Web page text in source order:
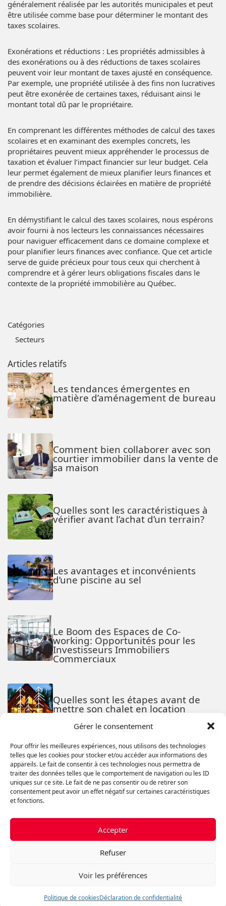
Gérer le consentement
Pour offrir les meilleures expériences, nous utilisons des technologies
telles que les cookies pour stocker et/ou accéder aux informations des
appareils. Le fait de consentir à ces technologies nous permettra de
traiter des données telles que le comportement de navigation ou les ID
uniques sur ce site. Le fait de ne pas consentir ou de retirer son
consentement peut avoir un effet négatif sur certaines caractéristiques
et fonctions.
Accepter
Refuser
Voir les préférences
Politique de cookiesDéclaration de confidentialité
généralement réalisée par les autorités municipales et peut
être utilisée comme base pour déterminer le montant des
taxes scolaires.
Exonérations et réductions : Les propriétés admissibles à
des exonérations ou à des réductions de taxes scolaires
peuvent voir leur montant de taxes ajusté en conséquence.
Par exemple, une propriété utilisée à des fins non lucratives
peut être exonérée de certaines taxes, réduisant ainsi le
montant total dû par le propriétaire.
En comprenant les différentes méthodes de calcul des taxes
scolaires et en examinant des exemples concrets, les
propriétaires peuvent mieux appréhender le processus de
taxation et évaluer l’impact financier sur leur budget. Cela
leur permet également de mieux planifier leurs finances et
de prendre des décisions éclairées en matière de propriété
immobilière.
En démystifiant le calcul des taxes scolaires, nous espérons
avoir fourni à nos lecteurs les connaissances nécessaires
pour naviguer efficacement dans ce domaine complexe et
pour planifier leurs finances avec confiance. Que cet article
serve de guide précieux pour tous ceux qui cherchent à
comprendre et à gérer leurs obligations fiscales dans le
contexte de la propriété immobilière au Québec.
Catégories
Secteurs
Articles relatifs
Les tendances émergentes en
matière d’aménagement de bureau
Comment bien collaborer avec son
courtier immobilier dans la vente de
sa maison
Quelles sont les caractéristiques à
vérifier avant l’achat d’un terrain?
Les avantages et inconvénients
d’une piscine au sel
Le Boom des Espaces de Co-
working: Opportunités pour les
Investisseurs Immobiliers
Commerciaux
Quelles sont les étapes avant de
mettre son chalet en location
Quelles sont les modalités d’un bail
commercial
Aménagement paysager : les
tendances de 2022
Le financement par le vendeur, c’est